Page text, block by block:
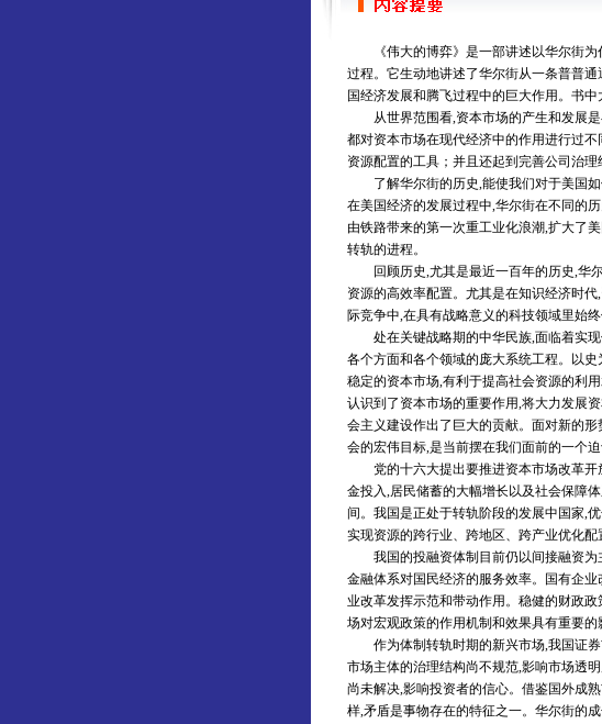
《伟大的博弈》是一部讲述以华尔街为
过程。它生动地讲述了华尔街从一条普普
国经济发展和腾飞过程中的巨大作用。书
从世界范围看,资本市场的产生和发展是
都对资本市场在现代经济中的作用进行过
资源配置的工具；并且还起到完善公司治理
了解华尔街的历史,能使我们对于美国如
在美国经济的发展过程中,华尔街在不同的
由铁路带来的第一次重工业化浪潮,扩大了
转轨的进程。
回顾历史,尤其是最近一百年的历史,华尔
资源的高效率配置。尤其是在知识经济时
际竞争中,在具有战略意义的科技领域里始终
处在关键战略期的中华民族,面临着实现
各个方面和各个领域的庞大系统工程。以
稳定的资本市场,有利于提高社会资源的利
认识到了资本市场的重要作用,将大力发展
会主义建设作出了巨大的贡献。面对新的
会的宏伟目标,是当前摆在我们面前的一个
党的十六大提出要推进资本市场改革开
金投入,居民储蓄的大幅增长以及社会保障
间。我国是正处于转轨阶段的发展中国家,
实现资源的跨行业、跨地区、跨产业优化
我国的投融资体制目前仍以间接融资为
金融体系对国民经济的服务效率。国有企
业改革发挥示范和带动作用。稳健的财政
场对宏观政策的作用机制和效果具有重要
作为体制转轨时期的新兴市场,我国证券
市场主体的治理结构尚不规范,影响市场透
尚未解决,影响投资者的信心。借鉴国外成
样,矛盾是事物存在的特征之一。华尔街的